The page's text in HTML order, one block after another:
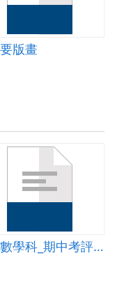
版畫
三上數學科_期中考評量